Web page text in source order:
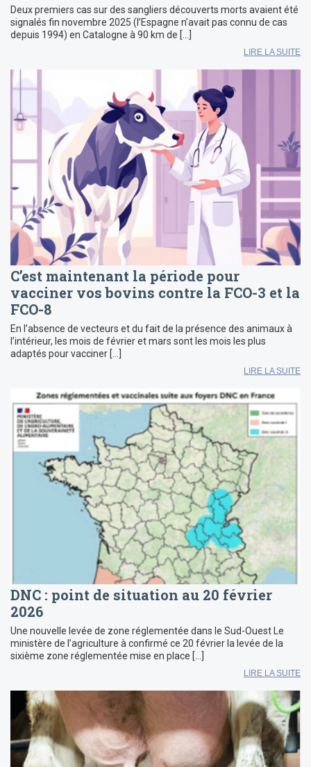
Deux premiers cas sur des sangliers découverts morts avaient été
signalés fin novembre 2025 (l’Espagne n’avait pas connu de cas
depuis 1994) en Catalogne à 90 km de […]
LIRE LA SUITE
C’est maintenant la période pour
vacciner vos bovins contre la FCO-3 et la
FCO-8
En l’absence de vecteurs et du fait de la présence des animaux à
l’intérieur, les mois de février et mars sont les mois les plus
adaptés pour vacciner […]
LIRE LA SUITE
DNC : point de situation au 20 février
2026
Une nouvelle levée de zone réglementée dans le Sud-Ouest Le
ministère de l’agriculture à confirmé ce 20 février la levée de la
sixième zone réglementée mise en place […]
LIRE LA SUITE